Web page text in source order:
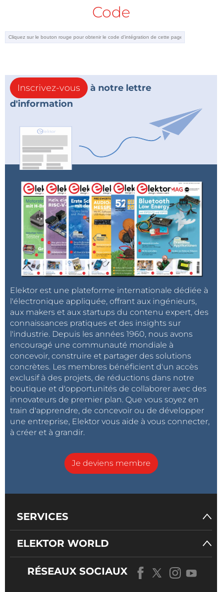
Code
Inscrivez-vous
à notre lettre
d'information
Elektor est une plateforme internationale dédiée à
l'électronique appliquée, offrant aux ingénieurs,
aux makers et aux startups du contenu expert, des
connaissances pratiques et des insights sur
l'industrie. Depuis les années 1960, nous avons
encouragé une communauté mondiale à
concevoir, construire et partager des solutions
concrètes. Les membres bénéficient d'un accès
exclusif à des projets, de réductions dans notre
boutique et d'opportunités de collaborer avec des
innovateurs de premier plan. Que vous soyez en
train d'apprendre, de concevoir ou de développer
une entreprise, Elektor vous aide à vous connecter,
à créer et à grandir.
Je deviens membre
SERVICES
ELEKTOR WORLD
RÉSEAUX SOCIAUX